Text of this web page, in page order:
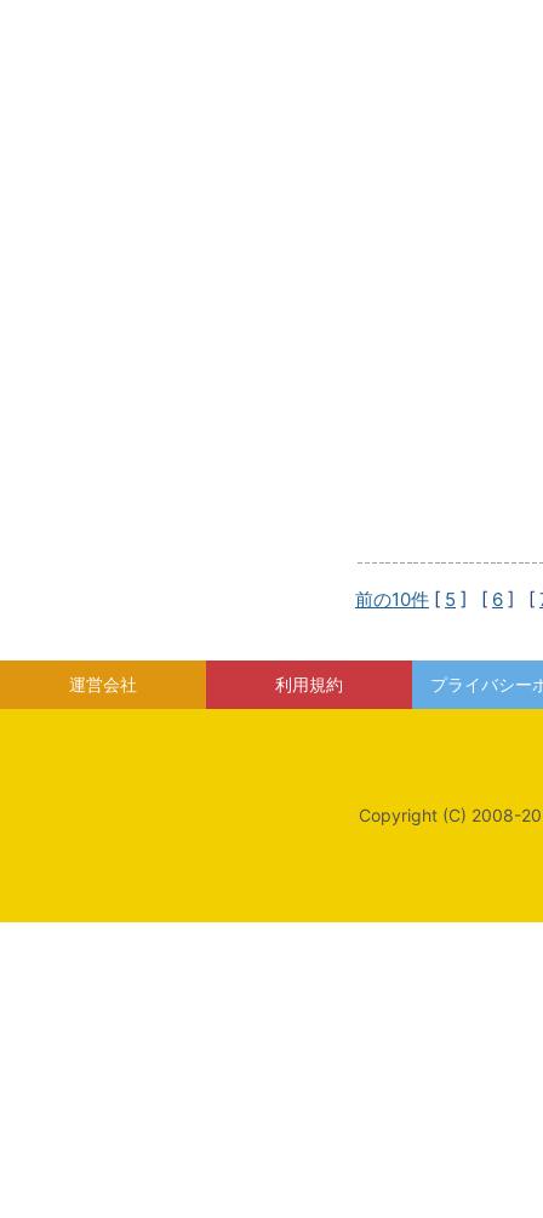
前の10件 [ 5 ] [ 6 ] [
運営会社 利用規約 プライバシー
Copyright (C) 2008-